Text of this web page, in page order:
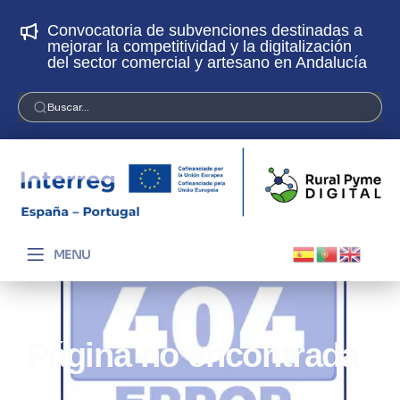
Convocatoria de subvenciones destinadas a
mejorar la competitividad y la digitalización
del sector comercial y artesano en Andalucía
Buscar...
MENU
Página no encontrada